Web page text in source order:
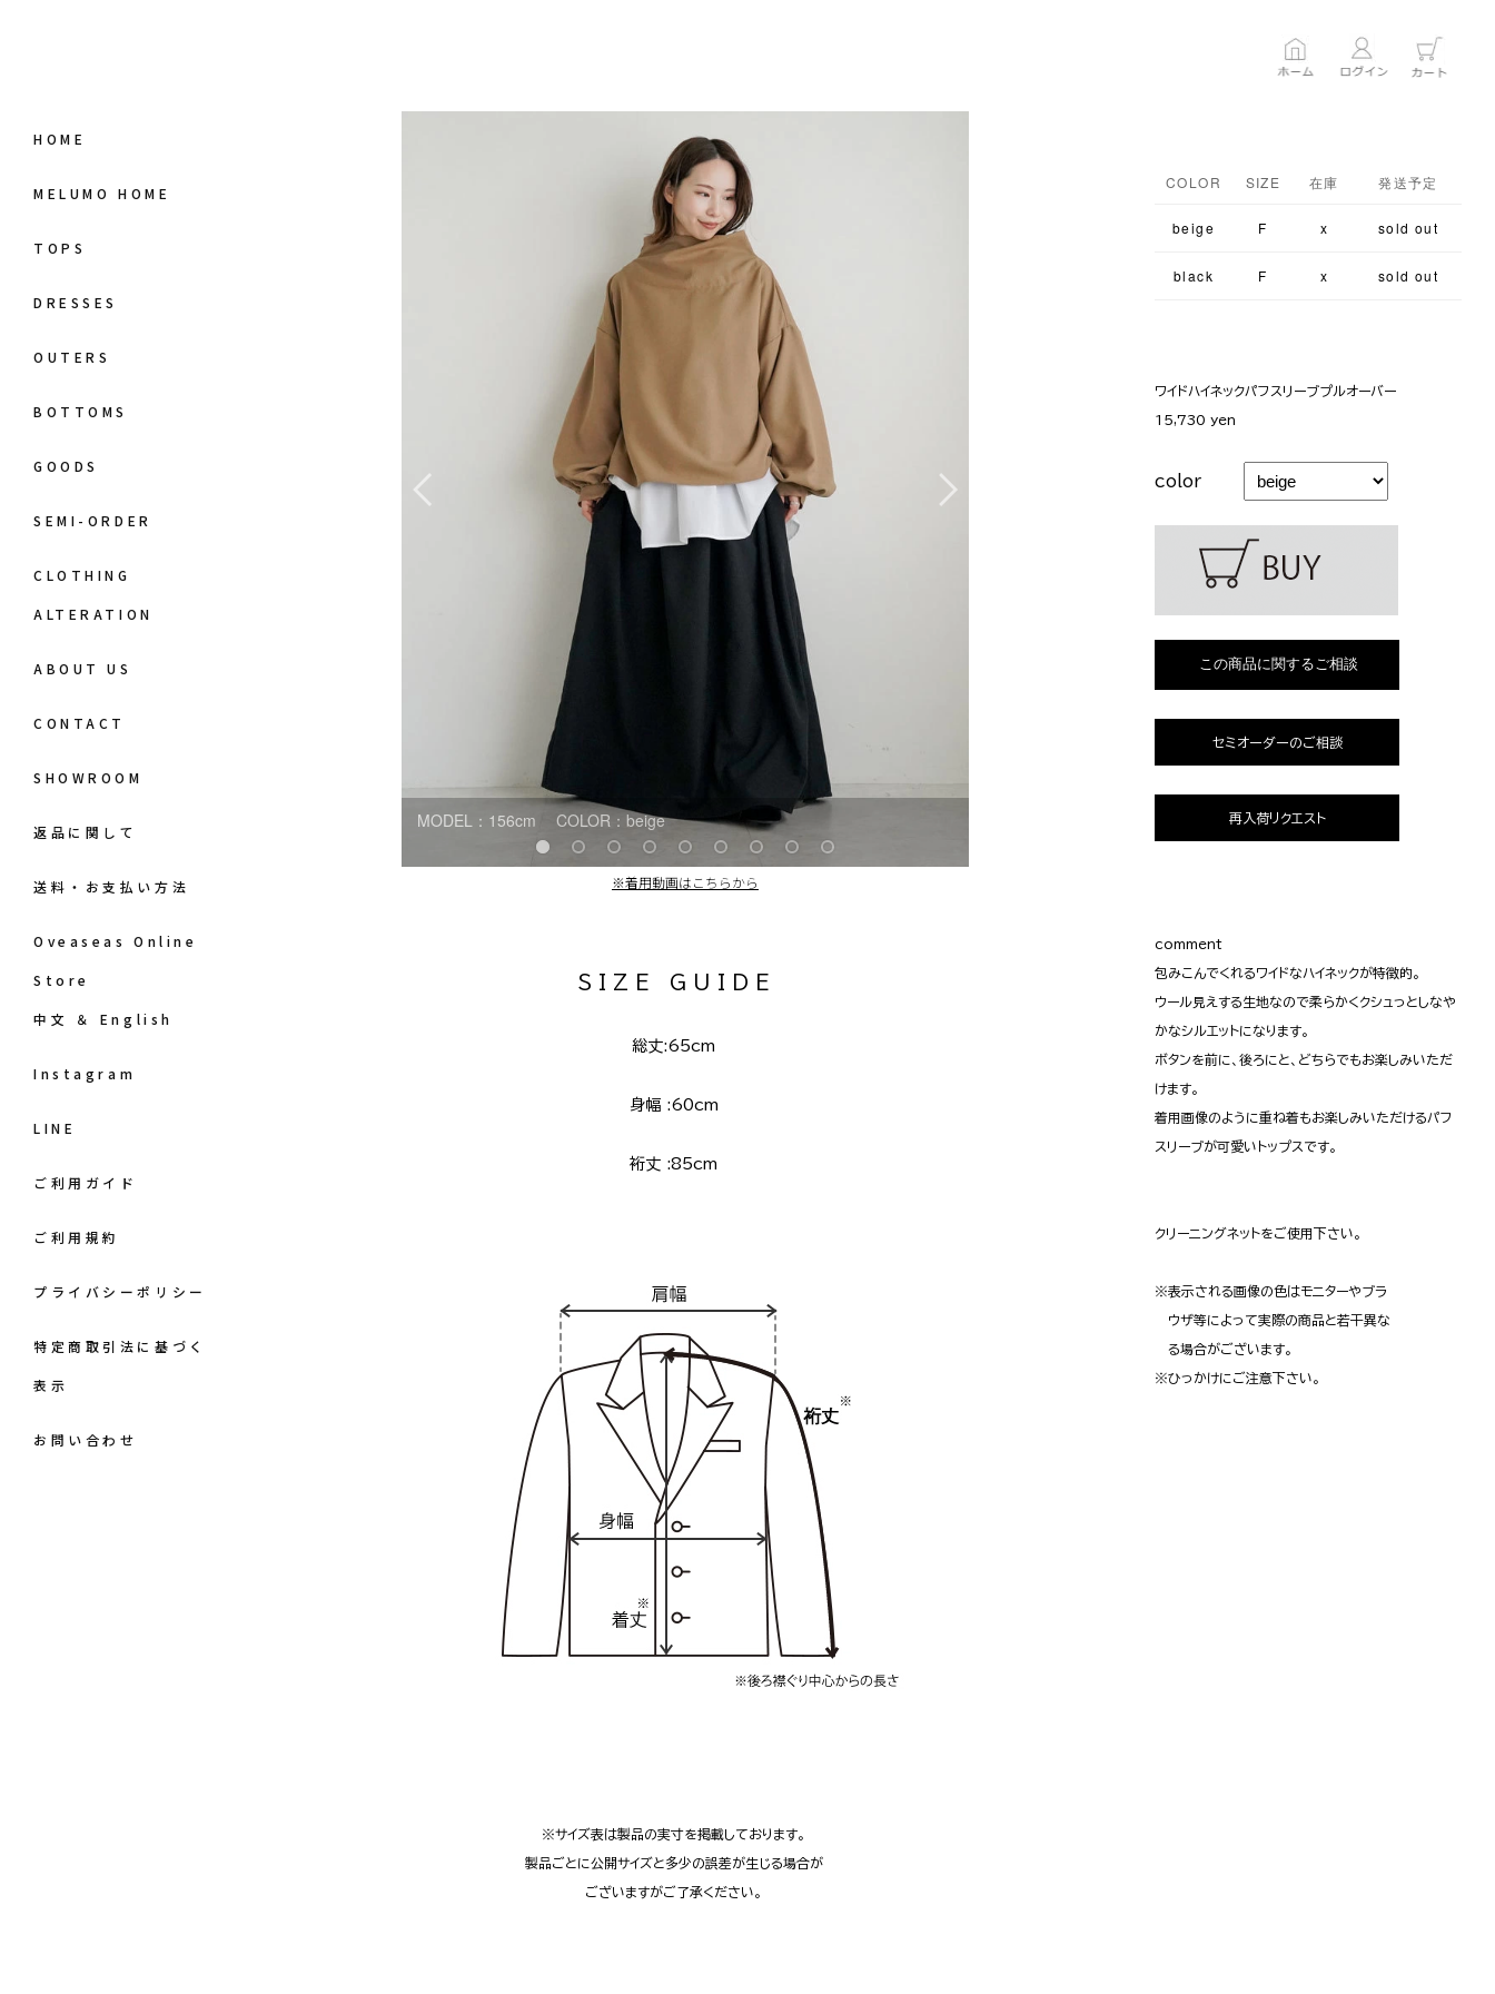
HOME
MELUMO HOME
TOPS
DRESSES
OUTERS
BOTTOMS
GOODS
SEMI-ORDER
CLOTHING
ALTERATION
ABOUT US
CONTACT
SHOWROOM
返品に関して
送料・お支払い方法
Oveaseas Online
Store
中文 ＆ English
Instagram
LINE
ご利用ガイド
ご利用規約
プライバシーポリシー
特定商取引法に基づく
表示
お問い合わせ
MODEL：156cm COLOR：beige
※着用動画はこちらから
S I Z E G U I D E
総丈:65cm
身幅 :60cm
裄丈 :85cm
※サイズ表は製品の実寸を掲載しております。
製品ごとに公開サイズと多少の誤差が生じる場合が
ございますがご了承ください。
COLOR SIZE 在庫 発送予定
beige F x sold out
black F x sold out
ワイドハイネックパフスリーブプルオーバー
15,730 yen
color
セミオーダーのご相談
再入荷リクエスト
comment
包みこんでくれるワイドなハイネックが特徴的。
ウール見えする生地なので柔らかくクシュっとしなや
かなシルエットになります。
ボタンを前に、後ろにと、どちらでもお楽しみいただ
けます。
着用画像のように重ね着もお楽しみいただけるパフ
スリーブが可愛いトップスです。
クリーニングネットをご使用下さい。
※表示される画像の色はモニターやブラ
ウザ等によって実際の商品と若干異な
る場合がございます。
※ひっかけにご注意下さい。